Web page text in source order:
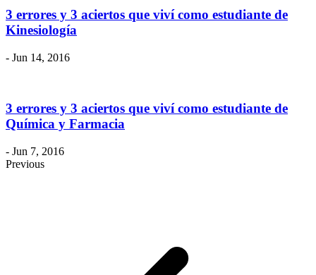
3 errores y 3 aciertos que viví como estudiante de
Kinesiología
- Jun 14, 2016
3 errores y 3 aciertos que viví como estudiante de
Química y Farmacia
- Jun 7, 2016
Previous